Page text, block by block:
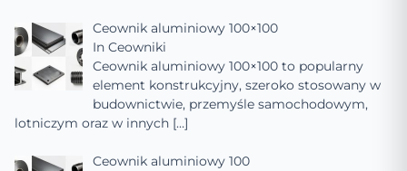
Ceownik aluminiowy 100×100
In Ceowniki
Ceownik aluminiowy 100×100 to popularny
element konstrukcyjny, szeroko stosowany w
budownictwie, przemyśle samochodowym,
lotniczym oraz w innych […]
Ceownik aluminiowy 100